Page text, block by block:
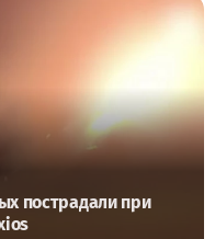
пострадали при